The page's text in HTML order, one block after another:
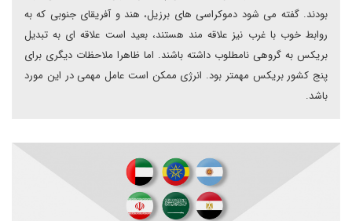
بودند. گفته می شود دموکراسی های برزیل، هند و آفریقای جنوبی که به
روابط خوب با غرب نیز علاقه مند هستند، بعید است علاقه ای به تبدیل
بریکس به گروهی نامطلوب داشته باشند. اما ظاهرا ملاحظات دیگری برای
پنج کشور بریکس مهمتر بود. انرژی ممکن است عامل مهمی در این مورد
باشد.